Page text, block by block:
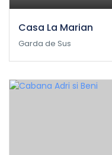
Casa La Marian
Garda de Sus